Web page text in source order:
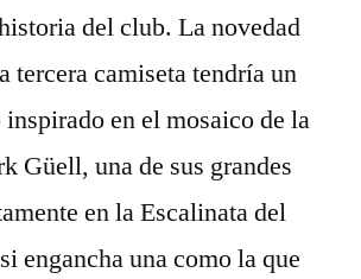
del club. La novedad
tercera camiseta tendría un
en el mosaico de la
Güell, una de sus grandes
en la Escalinata del
engancha una como la que